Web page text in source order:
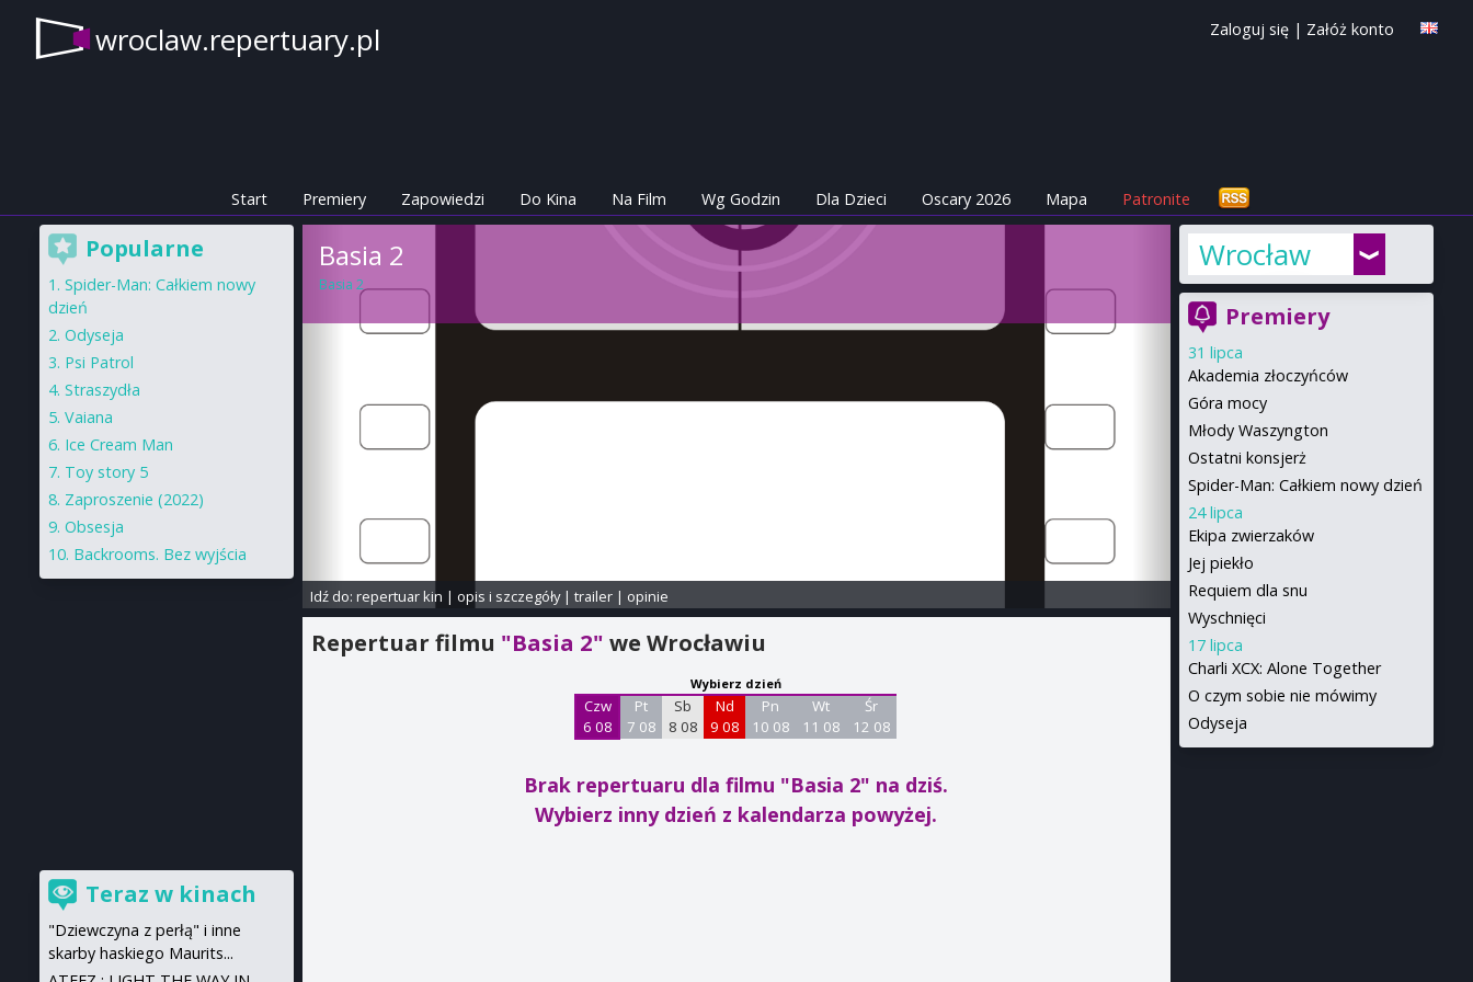
wroclaw.repertuary.pl Zaloguj się | Załóż konto
Start Premiery Zapowiedzi Do Kina Na Film Wg Godzin Dla Dzieci Oscary 2026 Mapa Patronite
Basia 2
Basia 2
Idź do: repertuar kin | opis i szczegóły| trailer| opinie
Repertuar filmu "Basia 2"we Wrocławiu
Wybierz dzień
Czw
6 08
Pt
7 08
Sb
8 08
Nd
9 08
Pn
10 08
Wt
11 08
Śr
12 08
Brak repertuaru dla filmu "Basia 2" na dziś.
Wybierz inny dzień z kalendarza powyżej.
Wrocław
Premiery
31 lipca
Akademia złoczyńców
Góra mocy
Młody Waszyngton
Ostatni konsjerż
Spider-Man: Całkiem nowy dzień
24 lipca
Ekipa zwierzaków
Jej piekło
Requiem dla snu
Wyschnięci
17 lipca
Charli XCX: Alone Together
O czym sobie nie mówimy
Odyseja
Popularne
Spider-Man: Całkiem nowy
dzień
Odyseja
Psi Patrol
Straszydła
Vaiana
Ice Cream Man
Toy story 5
Zaproszenie (2022)
Obsesja
Backrooms. Bez wyjścia
Teraz w kinach
"Dziewczyna z perłą" i inne
skarby haskiego Maurits...